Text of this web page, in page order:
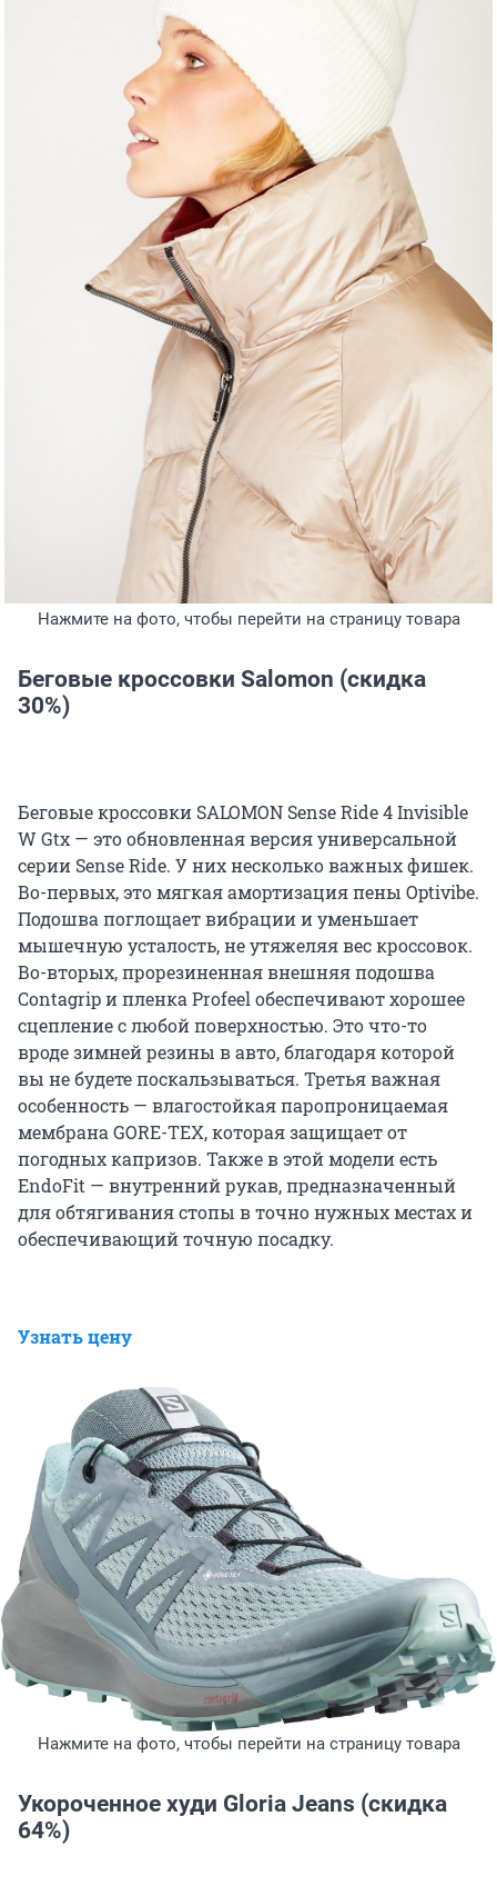
Нажмите на фото, чтобы перейти на страницу товара
Беговые кроссовки Salomon (скидка
30%)
Беговые кроссовки SALOMON Sense Ride 4 Invisible
W Gtx — это обновленная версия универсальной
серии Sense Ride. У них несколько важных фишек.
Во-первых, это мягкая амортизация пены Optivibe.
Подошва поглощает вибрации и уменьшает
мышечную усталость, не утяжеляя вес кроссовок.
Во-вторых, прорезиненная внешняя подошва
Contagrip и пленка Profeel обеспечивают хорошее
сцепление с любой поверхностью. Это что-то
вроде зимней резины в авто, благодаря которой
вы не будете поскальзываться. Третья важная
особенность — влагостойкая паропроницаемая
мембрана GORE-TEX, которая защищает от
погодных капризов. Также в этой модели есть
EndoFit — внутренний рукав, предназначенный
для обтягивания стопы в точно нужных местах и
обеспечивающий точную посадку.
Узнать цену
Нажмите на фото, чтобы перейти на страницу товара
Укороченное худи Gloria Jeans (скидка
64%)